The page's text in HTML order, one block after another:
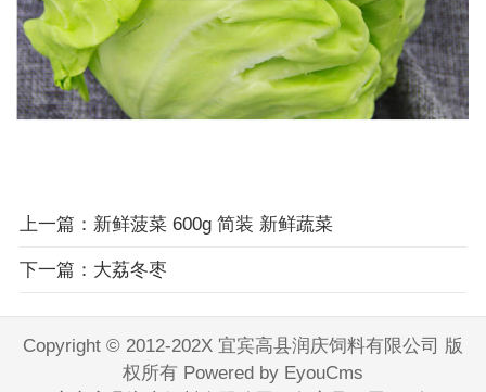
上一篇：新鲜菠菜 600g 简装 新鲜蔬菜
下一篇：大荔冬枣
Copyright © 2012-202X 宜宾高县润庆饲料有限公司 版
权所有 Powered by EyouCms